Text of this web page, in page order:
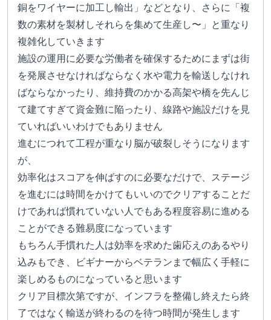
銅をワイヤーに加工し輸出」などとなり、さらに「複
数の素材を製材しそれらを集めて生産し〜」と重なり
複雑化していきます
施設の運用に必要な労働者を確保するためにまずは街
を発展させなければならなく水や電力を輸送しなけれ
ばならなかったり、維持費のかかる高架や橋を先んじ
て建てすぎて資金難に陥ったり、線路や施設だけを見
ていればいいわけでもありません
進むにつれて工程が重なり脳が破裂しそうになります
が、
効率化はスコアを伸ばすのに必要なだけで、ステージ
を進むには時間をかけてもいいのでクリアすることだ
けであれば慣れていない人でもある程度容易に進める
ことができる難易度になっています
もちろん手慣れた人は効率を求めた歯応えのあるやり
込みもでき、ビギナーからベテランまで幅広く手軽に
楽しめるものになっていると思います
クリア目標次第ですが、インフラを整備し終えたら終
了ではなく輸送が終わるのを待つ時間が発生します